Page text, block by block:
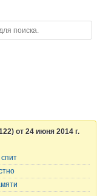
от 24 июня 2014 г.